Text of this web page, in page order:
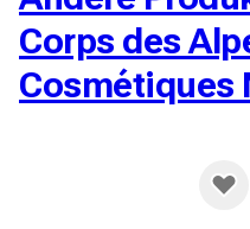
Corps des
Cosmétiques